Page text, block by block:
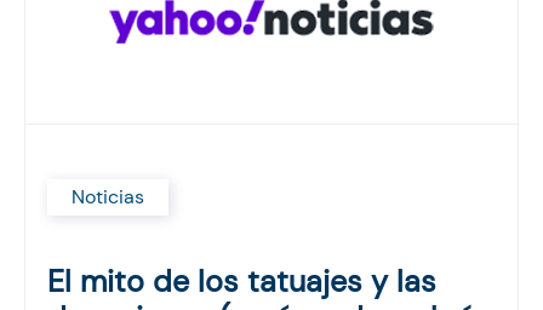
Noticias
El mito de los tatuajes y las